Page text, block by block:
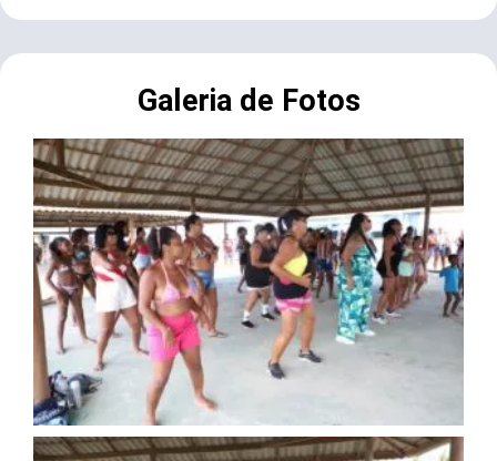
Galeria de Fotos